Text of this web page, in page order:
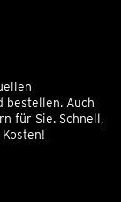
bestellen. Auch
für Sie. Schnell,